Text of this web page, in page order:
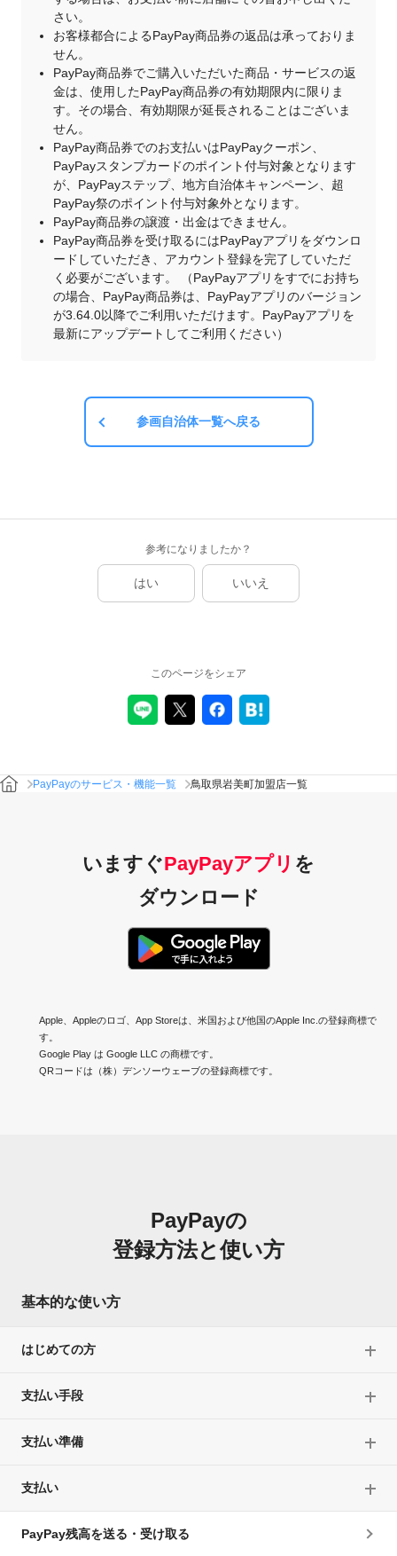
さい。
お客様都合によるPayPay商品券の返品は承っておりま
せん。
PayPay商品券でご購入いただいた商品・サービスの返
金は、使用したPayPay商品券の有効期限内に限りま
す。その場合、有効期限が延長されることはございま
せん。
PayPay商品券でのお支払いはPayPayクーポン、
PayPayスタンプカードのポイント付与対象となります
が、PayPayステップ、地方自治体キャンペーン、超
PayPay祭のポイント付与対象外となります。
PayPay商品券の譲渡・出金はできません。
PayPay商品券を受け取るにはPayPayアプリをダウンロ
ードしていただき、アカウント登録を完了していただ
く必要がございます。 （PayPayアプリをすでにお持ち
の場合、PayPay商品券は、PayPayアプリのバージョン
が3.64.0以降でご利用いただけます。PayPayアプリを
最新にアップデートしてご利用ください）
参画自治体一覧へ戻る
参考になりましたか？
はい いいえ
このページをシェア
PayPayのサービス・機能一覧 鳥取県岩美町加盟店一覧
いますぐPayPayアプリ を
ダウンロード
Apple、Appleのロゴ、App Storeは、米国および他国のApple Inc.の登録商標で
す。
Google Play は Google LLC の商標です。
QRコードは（株）デンソーウェーブの登録商標です。
PayPayの
登録方法と使い方
基本的な使い方
はじめての方
支払い手段
支払い準備
支払い
PayPay残高を送る・受け取る